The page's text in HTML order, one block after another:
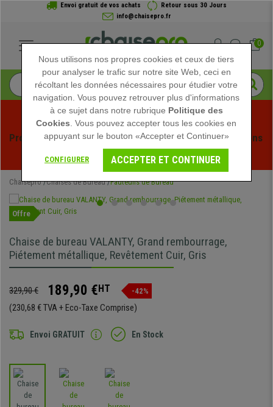
Envoi gratuit de vos achats
Retour sous 30 Jours
info@chaisepro.fr
0
Profitez des soldes d'été chez Chaisepro ! Des réductions
exclusives pour une durée limitée - Voir l'offre
Chaisepro Chaises de Bureau Fauteuils de Bureau
Offre
Chaise de bureau VALANTY, Grand rembourrage,
Piétement métallique, Revêtement Cuir, Gris
329,90 € 189,90 €HT -42%
(230,68 € TVA + Eco-Taxe Comprise)
Envoi GRATUIT En Stock
Nous utilisons nos propres cookies et ceux de tiers
pour analyser le trafic sur notre site Web, ceci en
récoltant les données nécessaires pour étudier votre
navigation. Vous pouvez retrouver plus d'informations
à ce sujet dans notre rubrique Politique des
Cookies . Vous pouvez accepter tous les cookies en
appuyant sur le bouton «Accepter et Continuer»
CONFIGURER ACCEPTER ET CONTINUER